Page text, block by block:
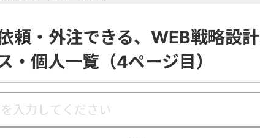
頼・外注できる、WEB戦略設
・個人一覧（4ページ目）